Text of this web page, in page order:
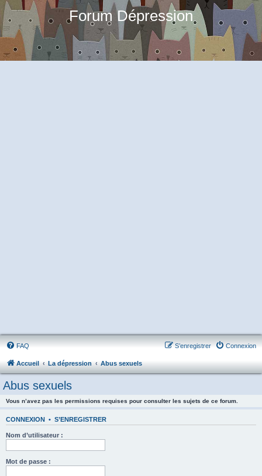
Forum Dépression
FAQ Connexion
S’enregistrer
Accueil La dépression Abus sexuels
Abus sexuels
Vous n’avez pas les permissions requises pour consulter les sujets de ce forum.
CONNEXION • S’ENREGISTRER
Nom d’utilisateur :
Mot de passe :